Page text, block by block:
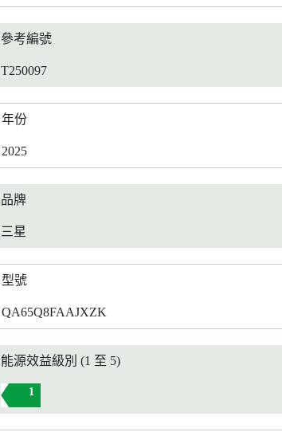
參考編號
T250097
年份
2025
品牌
三星
型號
QA65Q8FAAJXZK
能源效益級別 (1 至 5)
1